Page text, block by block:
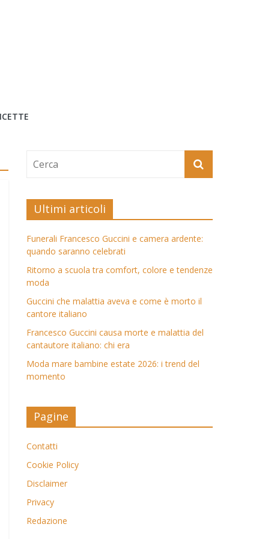
Ultimi articoli
Funerali Francesco Guccini e camera ardente:
quando saranno celebrati
Ritorno a scuola tra comfort, colore e tendenze
moda
Guccini che malattia aveva e come è morto il
cantore italiano
Francesco Guccini causa morte e malattia del
cantautore italiano: chi era
Moda mare bambine estate 2026: i trend del
momento
Pagine
Contatti
Cookie Policy
Disclaimer
Privacy
Redazione